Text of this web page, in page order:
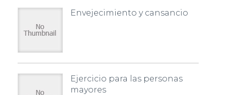
Envejecimiento y cansancio
Ejercicio para las personas
mayores